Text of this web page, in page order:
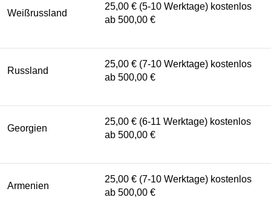
Weißrussland
25,00 € (5-10 Werktage) kostenlos
ab 500,00 €
Russland
25,00 € (7-10 Werktage) kostenlos
ab 500,00 €
Georgien
25,00 € (6-11 Werktage) kostenlos
ab 500,00 €
Armenien
25,00 € (7-10 Werktage) kostenlos
ab 500,00 €